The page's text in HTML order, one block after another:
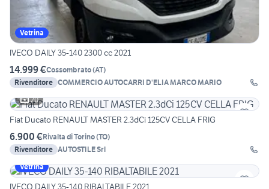
Vetrina
IVECO DAILY 35-140 2300 cc 2021
14.999 €Cossombrato(AT)
Rivenditore COMMERCIO AUTOCARRI D'ELIA MARCO MARIO
20
Fiat Ducato RENAULT MASTER 2.3dCi 125CV CELLA FRIG
6.900 €Rivalta di Torino(TO)
Rivenditore AUTOSTILE Srl
Vetrina
IVECO DAILY 35-140 RIBALTABILE 2021